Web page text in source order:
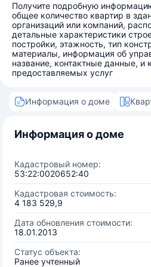
Получите подробную
общее количество квартир в
организаций или компаний,
детальные характеристики
постройки, этажность, тип
материалы, информация об
название, контактные данные, и
предоставляемых услуг
Информация о доме
Информация о доме
Кадастровый номер:
53:22:0020652:40
Кадастровая стоимость:
4 183 529,9
Дата обновления стоимости:
18.01.2013
Статус объекта:
Ранее учтенный